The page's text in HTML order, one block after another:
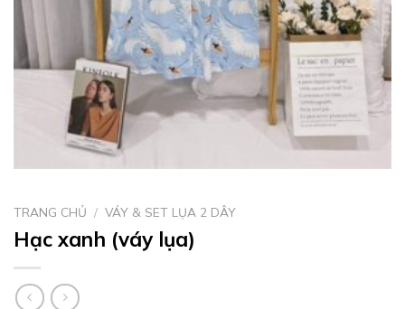
TRANG CHỦ / VÁY & SET LỤA 2 DÂY
Hạc xanh (váy lụa)